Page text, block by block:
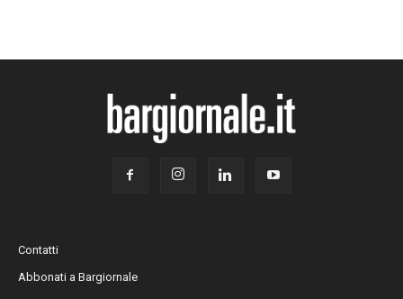
Contatti
Abbonati a Bargiornale